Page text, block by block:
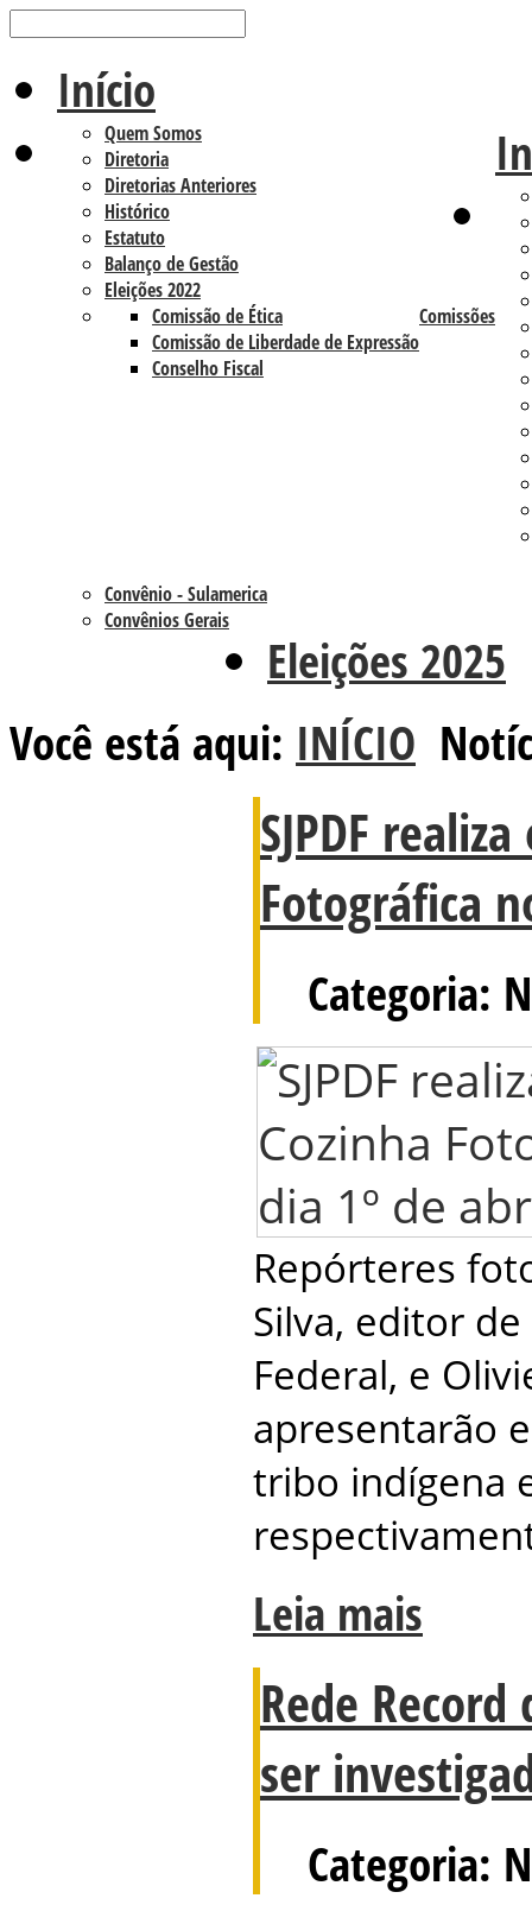
Início
Quem Somos
Diretoria
Diretorias Anteriores
Histórico
Estatuto
Balanço de Gestão
Eleições 2022
Comissões
Comissão de Ética
Comissão de Liberdade de Expressão
Conselho Fiscal
Convênio - Sulamerica
Convênios Gerais
Eleições 2025
Você está aqui: INÍCIO
SJPDF
Fotográfica
Categoria:
Repórteres
Silva, editor
Federal, e
apresentarão
tribo indígena
Leia mais
Rede
ser
Categoria: